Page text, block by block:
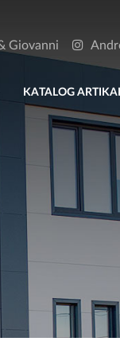
Giovanni
KATALOG